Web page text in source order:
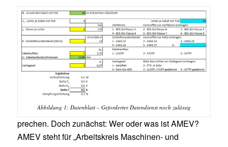
Abbildung 1: Datenblatt – Geforderter Datendienst noch zulässig
prechen. Doch zunächst: Wer oder was ist AMEV?
AMEV steht für „Arbeitskreis Maschinen- und